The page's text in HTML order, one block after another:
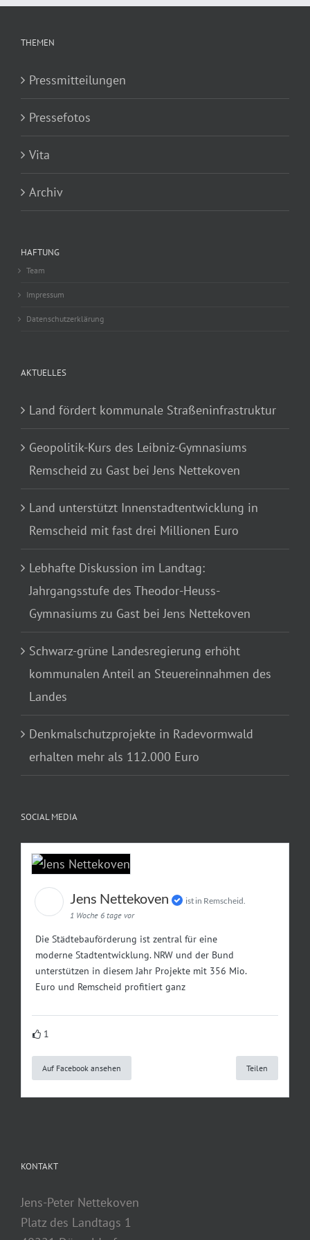
THEMEN
Pressmitteilungen
Pressefotos
Vita
Archiv
HAFTUNG
Team
Impressum
Datenschutzerklärung
AKTUELLES
Land fördert kommunale Straßeninfrastruktur
Geopolitik-Kurs des Leibniz-Gymnasiums
Remscheid zu Gast bei Jens Nettekoven
Land unterstützt Innenstadtentwicklung in
Remscheid mit fast drei Millionen Euro
Lebhafte Diskussion im Landtag:
Jahrgangsstufe des Theodor-Heuss-
Gymnasiums zu Gast bei Jens Nettekoven
Schwarz-grüne Landesregierung erhöht
kommunalen Anteil an Steuereinnahmen des
Landes
Denkmalschutzprojekte in Radevormwald
erhalten mehr als 112.000 Euro
SOCIAL MEDIA
Jens Nettekoven
ist in Remscheid.
1 Woche 6 tage vor
Die Städtebauförderung ist zentral für eine
moderne Stadtentwicklung. NRW und der Bund
unterstützen in diesem Jahr Projekte mit 356 Mio.
Euro und Remscheid profitiert ganz
1
Auf Facebook ansehen Teilen
KONTAKT
Jens-Peter Nettekoven
Platz des Landtags 1